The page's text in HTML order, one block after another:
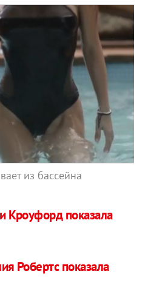
из бассейна
Кроуфорд показала
Робертс показала